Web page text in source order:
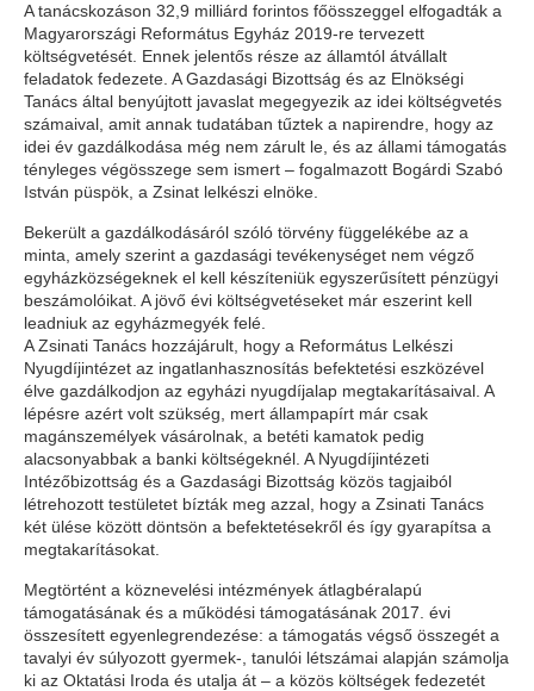
A tanácskozáson 32,9 milliárd forintos főösszeggel elfogadták a
Magyarországi Református Egyház 2019-re tervezett
költségvetését. Ennek jelentős része az államtól átvállalt
feladatok fedezete. A Gazdasági Bizottság és az Elnökségi
Tanács által benyújtott javaslat megegyezik az idei költségvetés
számaival, amit annak tudatában tűztek a napirendre, hogy az
idei év gazdálkodása még nem zárult le, és az állami támogatás
tényleges végösszege sem ismert – fogalmazott Bogárdi Szabó
István püspök, a Zsinat lelkészi elnöke.
Bekerült a gazdálkodásáról szóló törvény függelékébe az a
minta, amely szerint a gazdasági tevékenységet nem végző
egyházközségeknek el kell készíteniük egyszerűsített pénzügyi
beszámolóikat. A jövő évi költségvetéseket már eszerint kell
leadniuk az egyházmegyék felé.
A Zsinati Tanács hozzájárult, hogy a Református Lelkészi
Nyugdíjintézet az ingatlanhasznosítás befektetési eszközével
élve gazdálkodjon az egyházi nyugdíjalap megtakarításaival. A
lépésre azért volt szükség, mert állampapírt már csak
magánszemélyek vásárolnak, a betéti kamatok pedig
alacsonyabbak a banki költségeknél. A Nyugdíjintézeti
Intézőbizottság és a Gazdasági Bizottság közös tagjaiból
létrehozott testületet bízták meg azzal, hogy a Zsinati Tanács
két ülése között döntsön a befektetésekről és így gyarapítsa a
megtakarításokat.
Megtörtént a köznevelési intézmények átlagbéralapú
támogatásának és a működési támogatásának 2017. évi
összesített egyenlegrendezése: a támogatás végső összegét a
tavalyi év súlyozott gyermek-, tanulói létszámai alapján számolja
ki az Oktatási Iroda és utalja át – a közös költségek fedezetét